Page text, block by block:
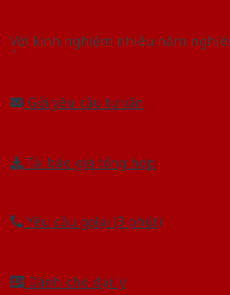
Với kinh nghiệm nhiêu năm
Âu.Chúng tôi tự tin là nhà sản
Gửi yêu cầu tư vấn
Tải báo giá tổng hợp
Yêu cầu gọi lại (3 phút)
Dành cho đại lý